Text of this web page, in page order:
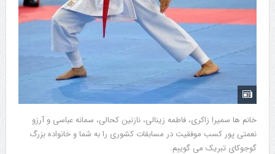
خانم ها سمیرا زاکری، فاطمه زینالی، نازنین کحالی، سمانه عباسی و آرزو
نعمتی پور کسب موفقیت در مسابقات کشوری را به شما و خانواده بزرگ
گوجوکای تبریک می گوییم.